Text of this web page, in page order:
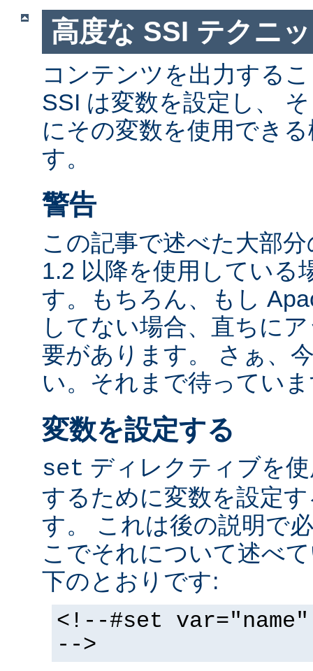
高度な SSI テクニ
コンテンツを出力する
SSI は変数を設定し、
にその変数を使用でき
す。
警告
この記事で述べた大部
1.2 以降を使用している
す。もちろん、もし
してない場合、直ちに
要があります。 さぁ、
い。それまで待ってい
変数を設定する
set ディレクティブを
するために変数を設定
す。 これは後の説明で
こでそれについて述べ
下のとおりです:
<!--#set
-->